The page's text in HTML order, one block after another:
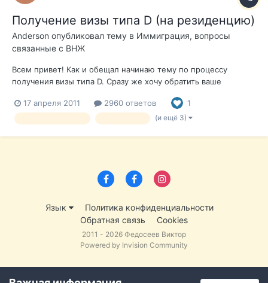
Получение визы типа D (на резиденцию)
Anderson опубликовал тему в Иммиграция, вопросы
связанные с ВНЖ
Всем привет! Как и обещал начинаю тему по процессу
получения визы типа D. Сразу же хочу обратить ваше
разницы практически никакой за исключением того, что при
подачи документов за границей, вы должны быть
17 апреля 2011 2960 ответов 1
(и ещё 3)
Язык
Политика конфиденциальности
Обратная связь
Cookies
2011 - 2026 Федосеев Виктор
Powered by Invision Community